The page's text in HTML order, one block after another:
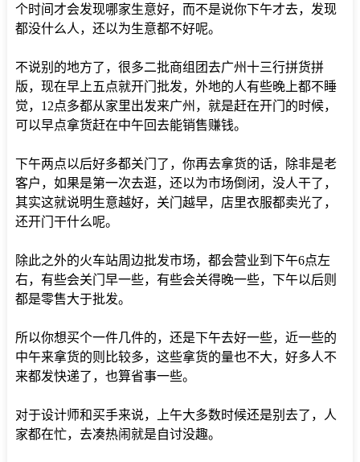
个时间才会发现哪家生意好，而不是说你下午才去，发现
都没什么人，还以为生意都不好呢。
不说别的地方了，很多二批商组团去广州十三行拼货拼
版，现在早上五点就开门批发，外地的人有些晚上都不睡
觉，12点多都从家里出发来广州，就是赶在开门的时候，
可以早点拿货赶在中午回去能销售赚钱。
下午两点以后好多都关门了，你再去拿货的话，除非是老
客户，如果是第一次去逛，还以为市场倒闭，没人干了，
其实这就说明生意越好，关门越早，店里衣服都卖光了，
还开门干什么呢。
除此之外的火车站周边批发市场，都会营业到下午6点左
右，有些会关门早一些，有些会关得晚一些，下午以后则
都是零售大于批发。
所以你想买个一件几件的，还是下午去好一些，近一些的
中午来拿货的则比较多，这些拿货的量也不大，好多人不
来都发快递了，也算省事一些。
对于设计师和买手来说，上午大多数时候还是别去了，人
家都在忙，去凑热闹就是自讨没趣。